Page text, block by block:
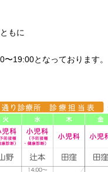
もに
19:00となっております。